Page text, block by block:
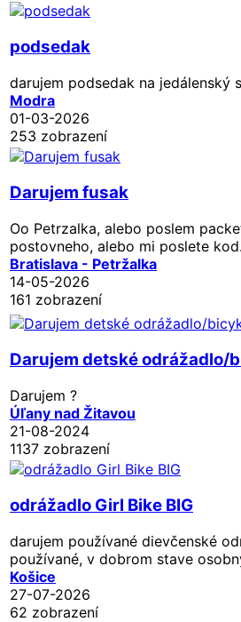
podsedak
darujem podsedak na jedálenský
Modra
01-03-2026
253 zobrazení
Darujem fusak
Oo Petrzalka, alebo poslem
postovneho, alebo mi poslete kod.
Bratislava - Petržalka
14-05-2026
161 zobrazení
Darujem detské odrážadlo/
Darujem ?
Úľany nad Žitavou
21-08-2024
1137 zobrazení
odrážadlo Girl Bike BIG
darujem používané dievčenské
používané, v dobrom stave
Košice
27-07-2026
62 zobrazení